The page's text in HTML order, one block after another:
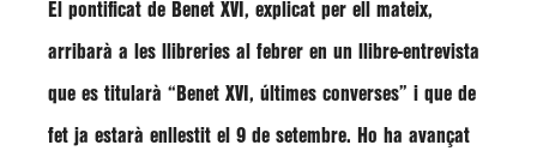
El pontificat de Benet XVI, explicat per ell mateix,
arribarà a les llibreries al febrer en un llibre-entrevista
que es titularà “Benet XVI, últimes converses” i que de
fet ja estarà enllestit el 9 de setembre. Ho ha avançat